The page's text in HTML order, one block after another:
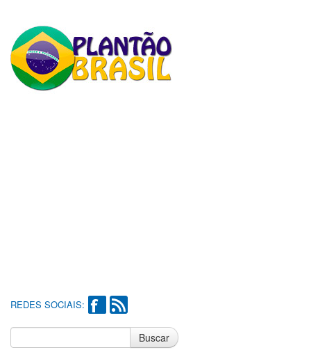
REDES SOCIAIS:
Buscar